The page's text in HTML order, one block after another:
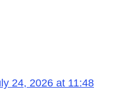
24, 2026 at 11:48